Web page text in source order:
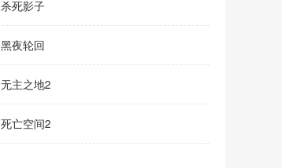
杀死影子
黑夜轮回
无主之地2
死亡空间2